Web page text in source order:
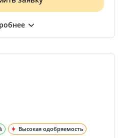
Высокая одобряемость